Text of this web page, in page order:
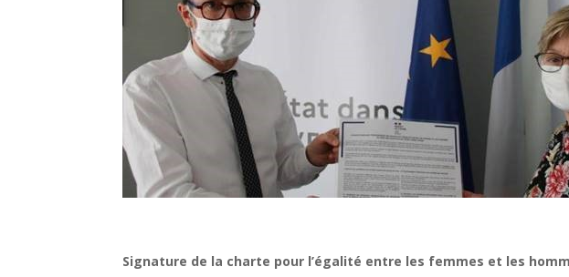
Signature de la charte pour l’égalité entre les femmes et les